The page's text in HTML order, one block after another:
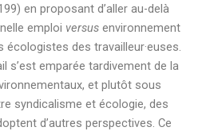
en proposant d’aller au-delà
emploi versus environnement
écologistes des travailleur·euses.
s’est emparée tardivement de la
et plutôt sous
syndicalisme et écologie, des
d’autres perspectives. Ce